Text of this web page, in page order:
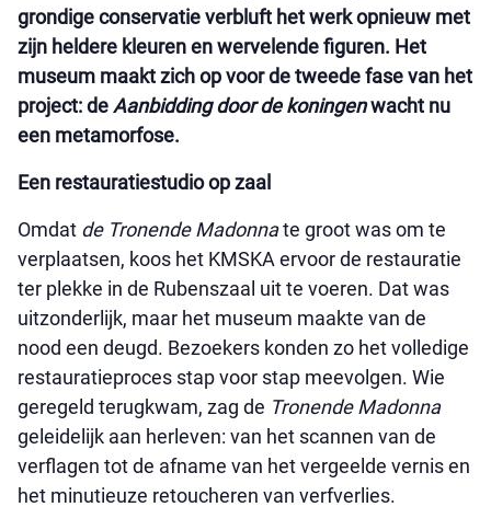
grondige conservatie verbluft het werk opnieuw met
zijn heldere kleuren en wervelende figuren. Het
museum maakt zich op voor de tweede fase van het
project: deAanbidding door de koningenwacht nu
een metamorfose.
Een restauratiestudio op zaal
Omdat de Tronende Madonnate groot was om te
verplaatsen, koos het KMSKA ervoor de restauratie
ter plekke in de Rubenszaal uit te voeren. Dat was
uitzonderlijk, maar het museum maakte van de
nood een deugd. Bezoekers konden zo het volledige
restauratieproces stap voor stap meevolgen. Wie
geregeld terugkwam, zag de Tronende Madonna
geleidelijk aan herleven: van het scannen van de
verflagen tot de afname van het vergeelde vernis en
het minutieuze retoucheren van verfverlies.